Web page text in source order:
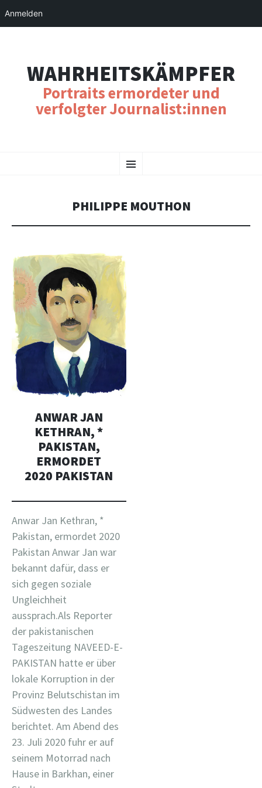
WAHRHEITSKÄMPFER
Portraits ermordeter und
verfolgter Journalist:innen
Menu
TO
PHILIPPE MOUTHON
ANWAR JAN
KETHRAN, *
PAKISTAN,
ERMORDET
2020 PAKISTAN
Anwar Jan Kethran, *
Pakistan, ermordet 2020
Pakistan Anwar Jan war
bekannt dafür, dass er
sich gegen soziale
Ungleichheit
aussprach.Als Reporter
der pakistanischen
Tageszeitung NAVEED-E-
PAKISTAN hatte er über
lokale Korruption in der
Provinz Belutschistan im
Südwesten des Landes
berichtet. Am Abend des
23. Juli 2020 fuhr er auf
seinem Motorrad nach
Hause in Barkhan, einer
Anmelden